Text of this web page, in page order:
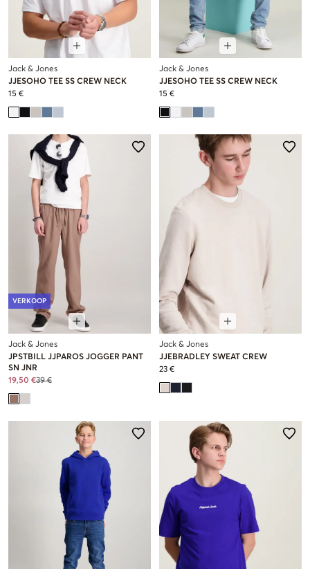
Jack & Jones
JJESOHO TEE SS CREW NECK
15 €
Jack & Jones
JJESOHO TEE SS CREW NECK
15 €
VERKOOP
Jack & Jones
JPSTBILL JJPAROS JOGGER PANT
SN JNR
19,50 €39 €
Jack & Jones
JJEBRADLEY SWEAT CREW
23 €